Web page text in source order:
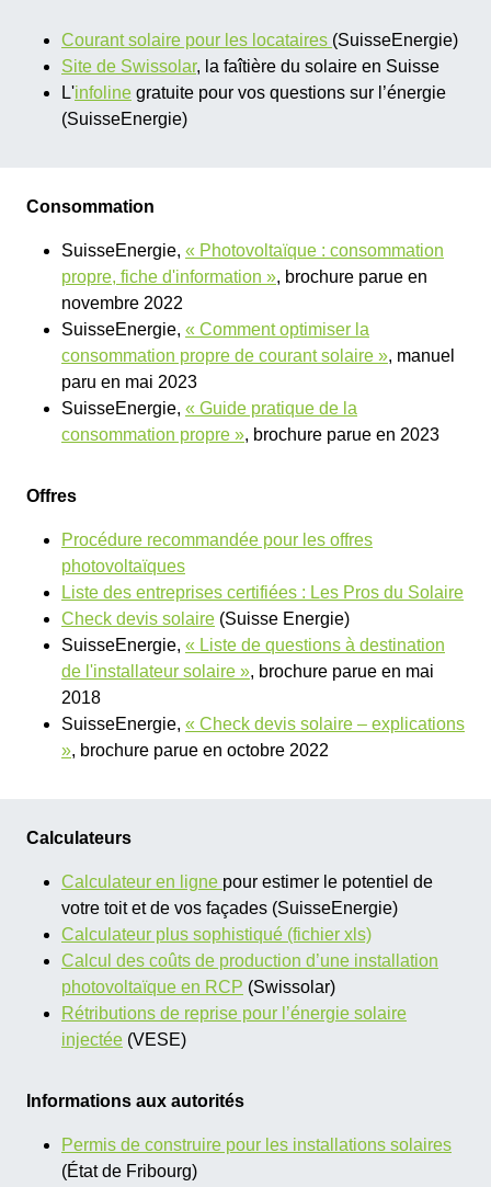
Courant solaire pour les locataires (SuisseEnergie)
Site de Swissolar, la faîtière du solaire en Suisse
L'infoline gratuite pour vos questions sur l’énergie
(SuisseEnergie)
Consommation
SuisseEnergie, « Photovoltaïque : consommation
propre, fiche d'information », brochure parue en
novembre 2022
SuisseEnergie, « Comment optimiser la
consommation propre de courant solaire », manuel
paru en mai 2023
SuisseEnergie, « Guide pratique de la
consommation propre », brochure parue en 2023
Offres
Procédure recommandée pour les offres
photovoltaïques
Liste des entreprises certifiées : Les Pros du Solaire
Check devis solaire (Suisse Energie)
SuisseEnergie, « Liste de questions à destination
de l'installateur solaire », brochure parue en mai
2018
SuisseEnergie, « Check devis solaire – explications
», brochure parue en octobre 2022
Calculateurs
Calculateur en ligne pour estimer le potentiel de
votre toit et de vos façades (SuisseEnergie)
Calculateur plus sophistiqué (fichier xls)
Calcul des coûts de production d’une installation
photovoltaïque en RCP (Swissolar)
Rétributions de reprise pour l’énergie solaire
injectée (VESE)
Informations aux autorités
Permis de construire pour les installations solaires
(État de Fribourg)